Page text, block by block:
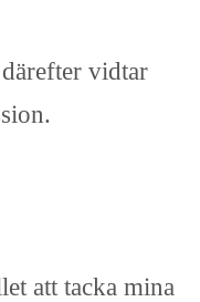
vidtar
att tacka mina